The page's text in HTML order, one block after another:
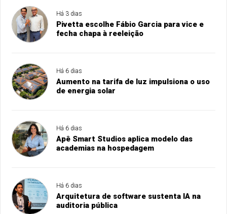
Há 3 dias
Pivetta escolhe Fábio Garcia para vice e
fecha chapa à reeleição
Há 6 dias
Aumento na tarifa de luz impulsiona o uso
de energia solar
Há 6 dias
Apê Smart Studios aplica modelo das
academias na hospedagem
Há 6 dias
Arquitetura de software sustenta IA na
auditoria pública